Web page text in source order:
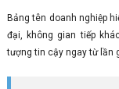
Bảng tên doanh nghiệp
đại, không gian tiếp
tượng tin cậy ngay từ lần